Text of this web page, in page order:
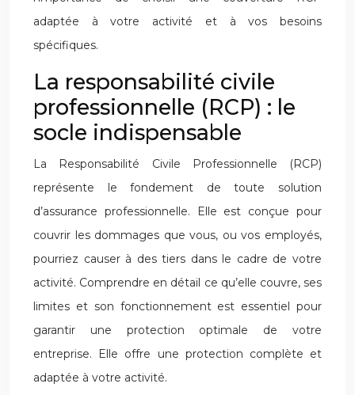
adaptée à votre activité et à vos besoins
spécifiques.
La responsabilité civile
professionnelle (RCP) : le
socle indispensable
La Responsabilité Civile Professionnelle (RCP)
représente le fondement de toute solution
d’assurance professionnelle. Elle est conçue pour
couvrir les dommages que vous, ou vos employés,
pourriez causer à des tiers dans le cadre de votre
activité. Comprendre en détail ce qu’elle couvre, ses
limites et son fonctionnement est essentiel pour
garantir une protection optimale de votre
entreprise. Elle offre une protection complète et
adaptée à votre activité.